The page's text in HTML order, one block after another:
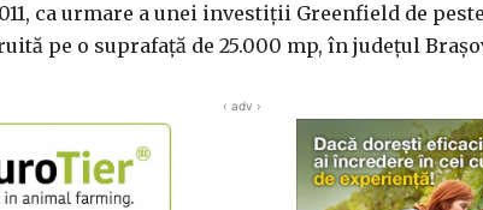
ca urmare a unei investiţii Greenfield de
pe o suprafaţă de 25.000 mp, în judeţul
‹ adv ›